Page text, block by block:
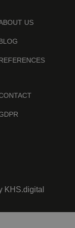
US
KHS.digital